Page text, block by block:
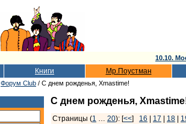
10.10.
Книги Мр.Поустман
Форум Club / С днем рожденья, Xmastime!
С днем рожденья,
Страницы (1 … 20): [<<] 16 17 18